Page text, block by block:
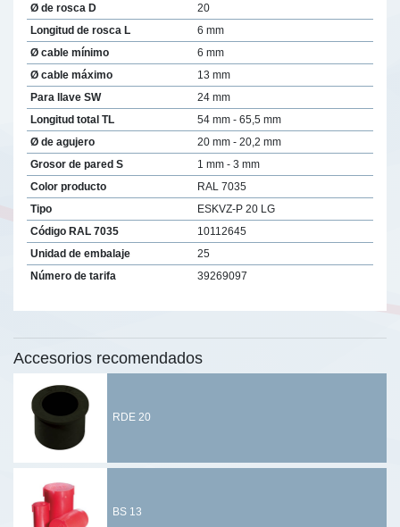
Ø de rosca D
20
Longitud de rosca L
6 mm
Ø cable mínimo
6 mm
Ø cable máximo
13 mm
Para llave SW
24 mm
Longitud total TL
54 mm - 65,5 mm
Ø de agujero
20 mm - 20,2 mm
Grosor de pared S
1 mm - 3 mm
Color producto
RAL 7035
Tipo
ESKVZ-P 20 LG
Código RAL 7035
10112645
Unidad de embalaje
25
Número de tarifa
39269097
Accesorios recomendados
RDE 20
BS 13